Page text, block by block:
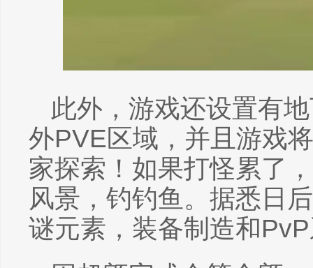
此外，游戏还设置有
外PVE区域，并且游戏
家探索！如果打怪累了
风景，钓钓鱼。据悉日
谜元素，装备制造和